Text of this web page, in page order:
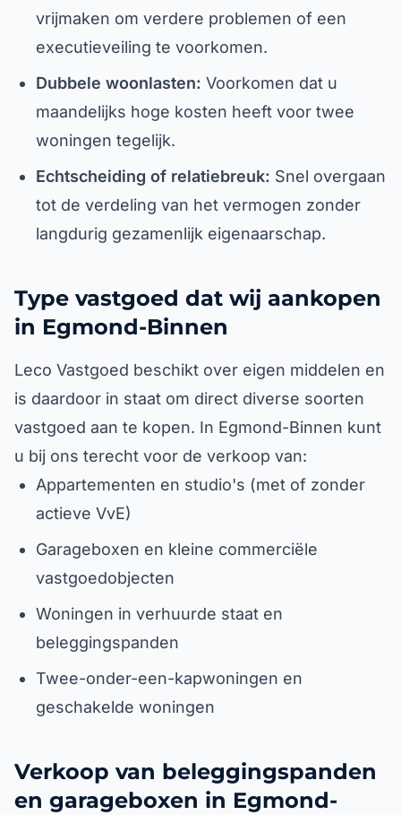
vrijmaken om verdere problemen of een
executieveiling te voorkomen.
Dubbele woonlasten: Voorkomen dat u
maandelijks hoge kosten heeft voor twee
woningen tegelijk.
Echtscheiding of relatiebreuk: Snel overgaan
tot de verdeling van het vermogen zonder
langdurig gezamenlijk eigenaarschap.
Type vastgoed dat wij aankopen
in Egmond-Binnen
Leco Vastgoed beschikt over eigen middelen en
is daardoor in staat om direct diverse soorten
vastgoed aan te kopen. In Egmond-Binnen kunt
u bij ons terecht voor de verkoop van:
Appartementen en studio's (met of zonder
actieve VvE)
Garageboxen en kleine commerciële
vastgoedobjecten
Woningen in verhuurde staat en
beleggingspanden
Twee-onder-een-kapwoningen en
geschakelde woningen
Verkoop van beleggingspanden
en garageboxen in Egmond-